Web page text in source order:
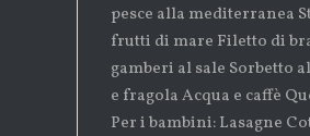
pesce alla mediterranea
frutti di mare Filetto di
gamberi al sale Sorbetto
e fragola Acqua e caffè
Per i bambini: Lasagne